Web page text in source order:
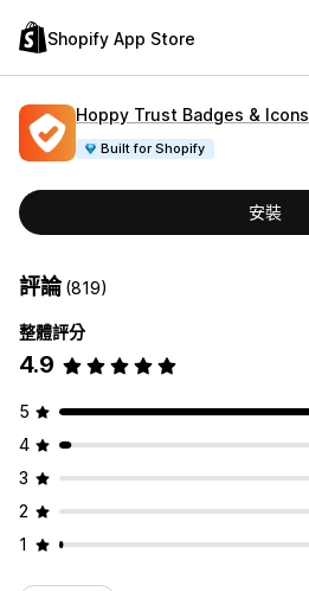
Shopify App Store
Hoppy Trust Badges & Icons
Built for Shopify
安裝
評論(819)
整體評分
4.9
5
4
3
2
1